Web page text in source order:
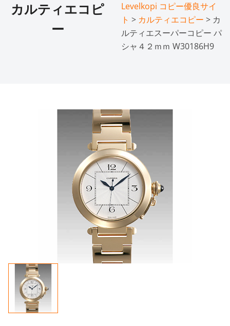
カルティエコピ
ー
Levelkopi コピー優良サイ
ト > カルティエコピー > カ
ルティエスーパーコピー パ
シャ４２ｍｍ W30186H9